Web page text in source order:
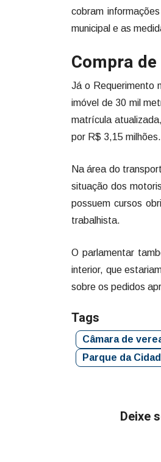
cobram
municipal e as
Compra
Já o Requerimento
imóvel de 30 mil
matrícula
por R$ 3,15 milhões.
Na área do
situação dos
possuem cursos
trabalhista.
O parlamentar
interior, que
sobre os pedidos
Tags
Câmara de
Parque da
Deixe